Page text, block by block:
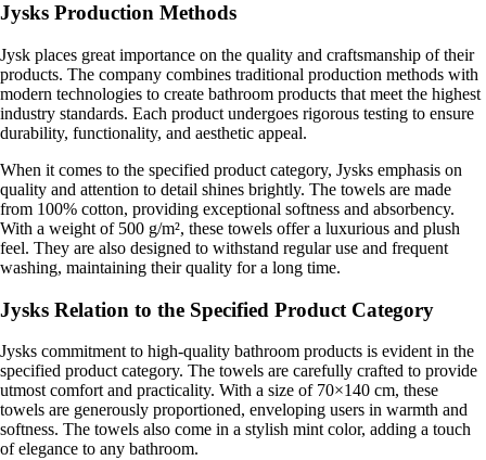
Jysks Production Methods
Jysk places great importance on the quality and craftsmanship of their
products. The company combines traditional production methods with
modern technologies to create bathroom products that meet the highest
industry standards. Each product undergoes rigorous testing to ensure
durability, functionality, and aesthetic appeal.
When it comes to the specified product category, Jysks emphasis on
quality and attention to detail shines brightly. The towels are made
from 100% cotton, providing exceptional softness and absorbency.
With a weight of 500 g/m², these towels offer a luxurious and plush
feel. They are also designed to withstand regular use and frequent
washing, maintaining their quality for a long time.
Jysks Relation to the Specified Product Category
Jysks commitment to high-quality bathroom products is evident in the
specified product category. The towels are carefully crafted to provide
utmost comfort and practicality. With a size of 70×140 cm, these
towels are generously proportioned, enveloping users in warmth and
softness. The towels also come in a stylish mint color, adding a touch
of elegance to any bathroom.